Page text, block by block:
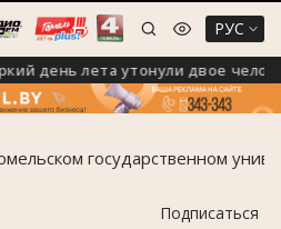
РУС
лета утонули двое человек
государственном
Подписаться